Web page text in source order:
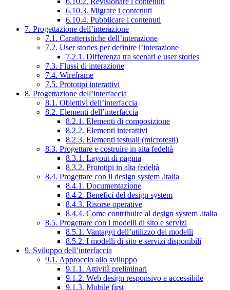
6.10.3. Migrare i contenuti
6.10.4. Pubblicare i contenuti
7. Progettazione dell’interazione
7.1. Caratteristiche dell’interazione
7.2. User stories per definire l’interazione
7.2.1. Differenza tra scenari e user stories
7.3. Flussi di interazione
7.4. Wireframe
7.5. Prototipi interattivi
8. Progettazione dell’interfaccia
8.1. Obiettivi dell’interfaccia
8.2. Elementi dell’interfaccia
8.2.1. Elementi di composizione
8.2.2. Elementi interattivi
8.2.3. Elementi testuali (microtesti)
8.3. Progettare e costruire in alta fedeltà
8.3.1. Layout di pagina
8.3.2. Prototipi in alta fedeltà
8.4. Progettare con il design system .italia
8.4.1. Documentazione
8.4.2. Benefici del design system
8.4.3. Risorse operative
8.4.4. Come contribuire al design system .italia
8.5. Progettare con i modelli di sito e servizi
8.5.1. Vantaggi dell’utilizzo dei modelli
8.5.2. I modelli di sito e servizi disponibili
9. Sviluppo dell’interfaccia
9.1. Approccio allo sviluppo
9.1.1. Attività preliminari
9.1.2. Web design responsivo e accessibile
9.1.3. Mobile first